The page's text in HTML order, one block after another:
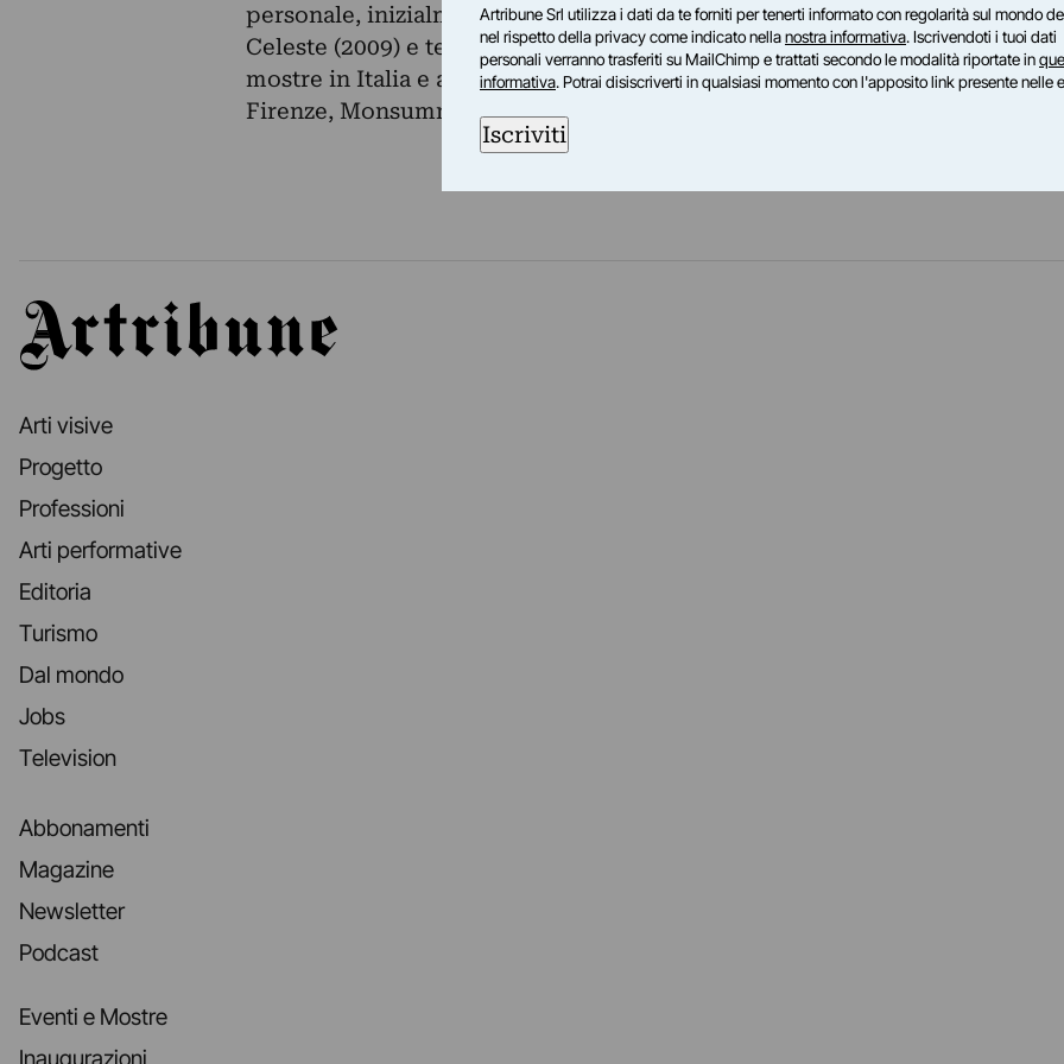
personale, inizialmente incentrata sull’autoritratto. Vincitrice del Premio
Celeste (2009) e terza classificata al RezArtePremioTricolore (2014), tiene
mostre in Italia e all’estero. Di recente ha esposto a Genova, Napoli,
Firenze, Monsummano Terme (PT) e Reggio Emilia.
Artribune
Arti visive
Progetto
Professioni
Arti performative
Editoria
Turismo
Dal mondo
Jobs
Television
Abbonamenti
Magazine
Newsletter
Podcast
Eventi e Mostre
Artribune Srl utilizza i dati da te forniti per tenerti informato con regolarità sul mondo
nel rispetto della privacy come indicato nellanostra informativa. Iscrivendoti i tuoi dati
personali verranno trasferiti su MailChimp e trattati secondo le modalità riportate in
informativa. Potrai disiscriverti in qualsiasi momento con l'apposito link presente nelle
Iscriviti